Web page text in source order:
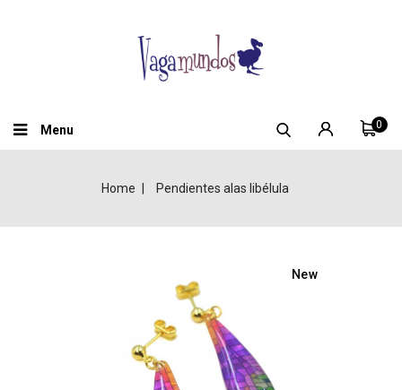
0
Menu
Home Pendientes alas libélula
New